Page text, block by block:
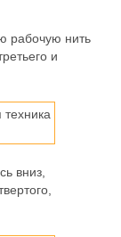
рабочую нить
и
вниз,